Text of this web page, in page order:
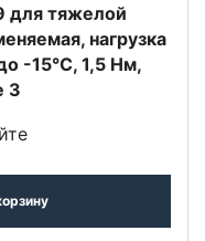
для тяжелой
нагрузка
-15°С, 1,5 Нм,
3